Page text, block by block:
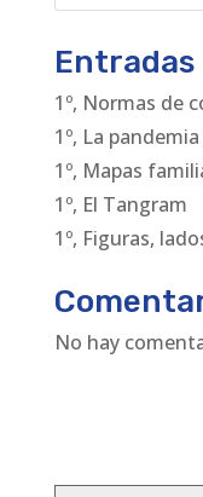
1º, Normas de
1º, La
1º, Mapas
1º, El Tangram
1º, Figuras,
No hay